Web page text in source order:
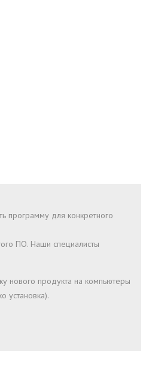
программу для конкретного
ПО. Наши специалисты
нового продукта на компьютеры
установка).